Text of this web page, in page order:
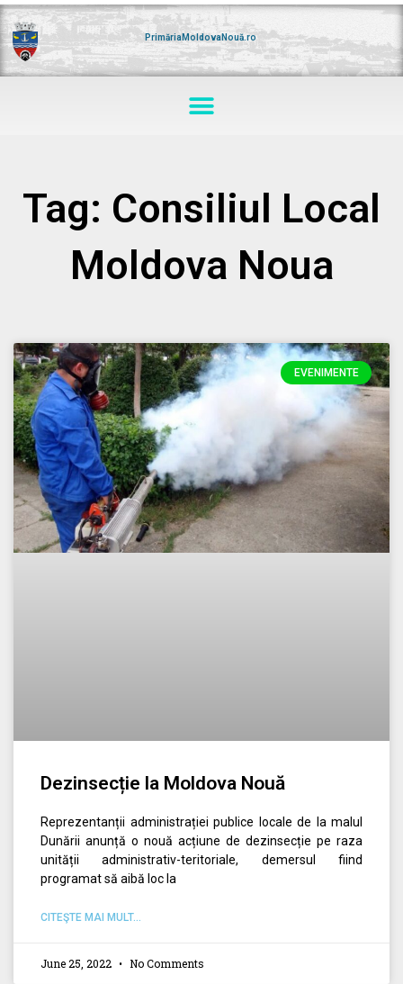
Skip
to
content
PrimăriaMoldovaNouă.ro
Menu
Tag: Consiliul Local
Moldova Noua
EVENIMENTE
Dezinsecție la Moldova Nouă
Reprezentanții administrației publice locale de la malul
Dunării anunță o nouă acțiune de dezinsecție pe raza
unității administrativ-teritoriale, demersul fiind
programat să aibă loc la
CITEŞTE MAI MULT...
June 25, 2022 No Comments